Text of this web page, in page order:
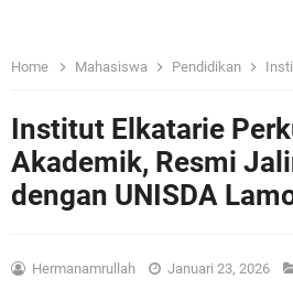
Home Mahasiswa Pendidikan Institut
Institut Elkatarie
Akademik, Resmi
dengan UNISDA
Hermanamrullah Januari 23, 2026